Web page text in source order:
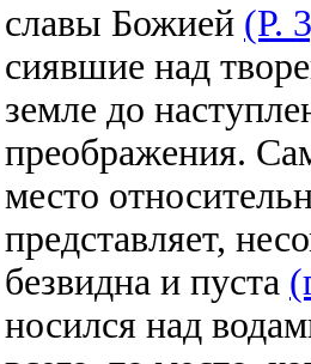
славы Божией (Р.
сиявшие над
земле до
преображения.
место
представляет,
безвидна и пуста
носился над